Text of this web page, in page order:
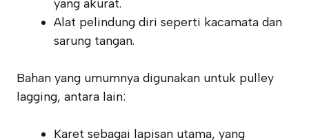
yang akurat.
Alat pelindung diri seperti kacamata dan
sarung tangan.
Bahan yang umumnya digunakan untuk pulley
lagging, antara lain:
Karet sebagai lapisan utama, yang